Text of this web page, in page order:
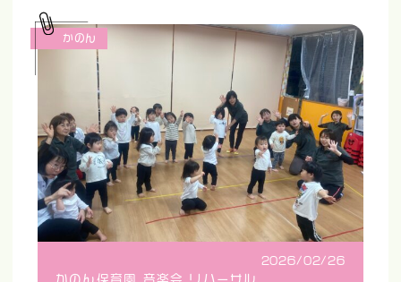
2026/02/26
かのん保育園 音楽会 リハーサル
かのん